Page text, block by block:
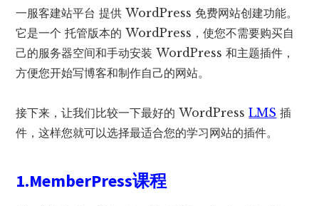
一服客建站平台 提供 WordPress 免费网站创建功能。
它是一个 托管版本的 WordPress，使您不需要购买自
己的服务器空间和手动安装 WordPress 和主题插件，
方便您开始写博客和制作自己的网站。
接下来，让我们比较一下最好的 WordPressLMS 插
件，这样您就可以选择最适合您的学习网站的插件。
1.MemberPress课程